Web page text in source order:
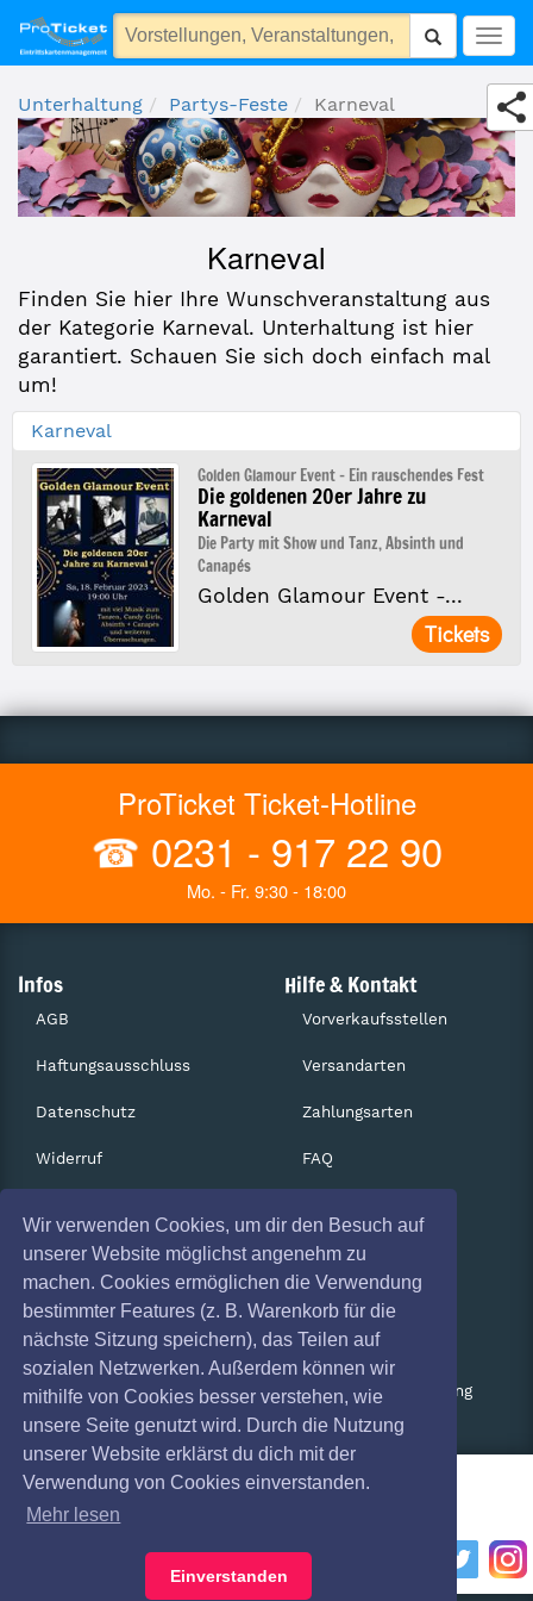
Wir verwenden Cookies, um dir den Besuch auf
unserer Website möglichst angenehm zu
machen. Cookies ermöglichen die Verwendung
bestimmter Features (z. B. Warenkorb für die
nächste Sitzung speichern), das Teilen auf
sozialen Netzwerken. Außerdem können wir
mithilfe von Cookies besser verstehen, wie
unsere Seite genutzt wird. Durch die Nutzung
unserer Website erklärst du dich mit der
Verwendung von Cookies einverstanden.
Mehr lesen
Einverstanden
Karneval
Unterhaltung Partys-Feste Karneval
Karneval
Finden Sie hier Ihre Wunschveranstaltung aus
der Kategorie Karneval. Unterhaltung ist hier
garantiert. Schauen Sie sich doch einfach mal
um!
Karneval
Golden Glamour Event - Ein rauschendes Fest
Die goldenen 20er Jahre zu
Karneval
Die Party mit Show und Tanz, Absinth und
Canapés
Golden Glamour Event -...
Tickets
ProTicket Ticket-Hotline
☎ 0231 - 917 22 90
Mo. - Fr. 9:30 - 18:00
Infos
AGB
Haftungsausschluss
Datenschutz
Widerruf
Absagen
Hilfe & Kontakt
Vorverkaufsstellen
Versandarten
Zahlungsarten
FAQ
Services
Gutscheine
Geschäftskunden
Kartenrückgabe
Besucherregistrierung